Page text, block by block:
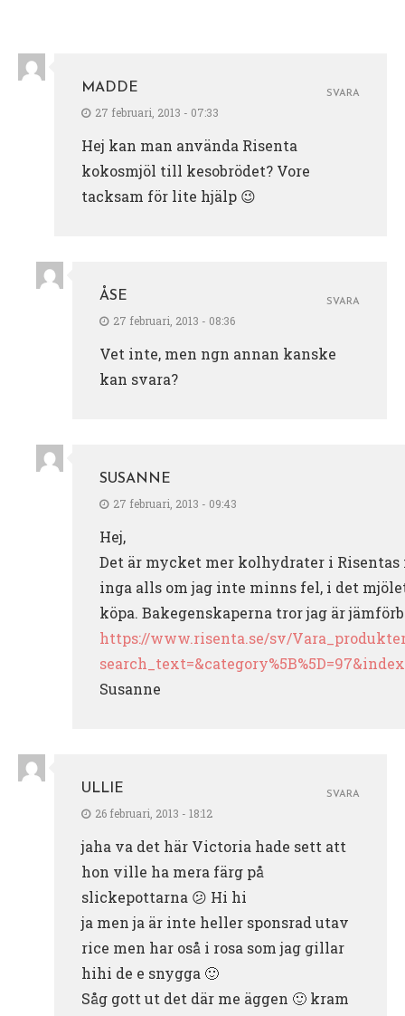
MADDE
27 februari, 2013 - 07:33
Hej kan man använda Risenta
kokosmjöl till kesobrödet? Vore
tacksam för lite hjälp 😉
SVARA
ÅSE
27 februari, 2013 - 08:36
Vet inte, men ngn annan kanske
kan svara?
SVARA
SUSANNE
27 februari, 2013 - 09:43
Hej,
Det är mycket mer kolhydrater i Risentas
inga alls om jag inte minns fel, i det
köpa. Bakegenskaperna tror jag är
https://www.risenta.se/sv/
Susanne
ULLIE
26 februari, 2013 - 18:12
jaha va det här Victoria hade sett att
hon ville ha mera färg på
slickepottarna 😕 Hi hi
ja men ja är inte heller sponsrad utav
rice men har oså i rosa som jag gillar
hihi de e snygga 🙂
Såg gott ut det där me äggen 🙂 kram
SVARA